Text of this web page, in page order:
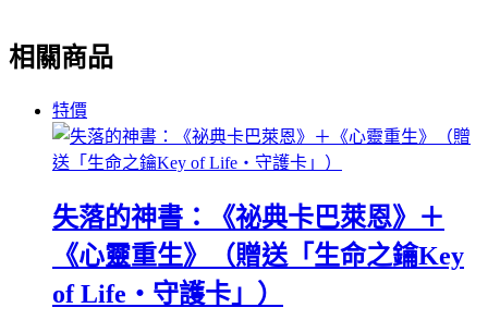
相關商品
特價
失落的神書：《祕典卡巴萊恩》＋
《心靈重生》（贈送「生命之鑰Key
of Life‧守護卡」）